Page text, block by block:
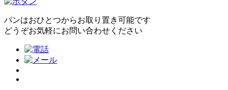
パンはおひとつからお取り置き可能です
どうぞお気軽にお問い合わせください